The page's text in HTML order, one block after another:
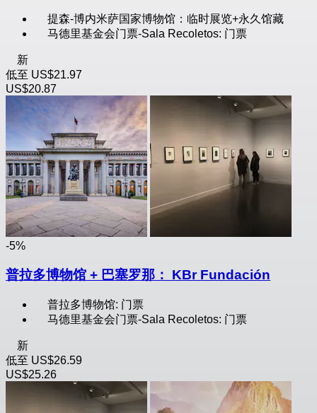
提森-博内米萨国家博物馆：临时展览+永久馆藏
马德里基金会门票-Sala Recoletos: 门票
新
低至 US$21.97
US$20.87
-5%
普拉多博物馆 + 巴塞罗那： KBr Fundación
普拉多博物馆: 门票
马德里基金会门票-Sala Recoletos: 门票
新
低至 US$26.59
US$25.26